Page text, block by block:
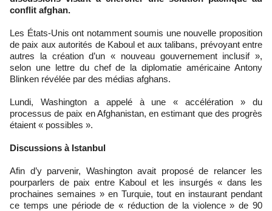
conflit afghan.
Les États-Unis ont notamment soumis une nouvelle proposition
de paix aux autorités de Kaboul et aux talibans, prévoyant entre
autres la création d’un « nouveau gouvernement inclusif »,
selon une lettre du chef de la diplomatie américaine Antony
Blinken révélée par des médias afghans.
Lundi, Washington a appelé à une « accélération » du
processus de paix en Afghanistan, en estimant que des progrès
étaient « possibles ».
Discussions à Istanbul
Afin d’y parvenir, Washington avait proposé de relancer les
pourparlers de paix entre Kaboul et les insurgés « dans les
prochaines semaines » en Turquie, tout en instaurant pendant
ce temps une période de « réduction de la violence » de 90